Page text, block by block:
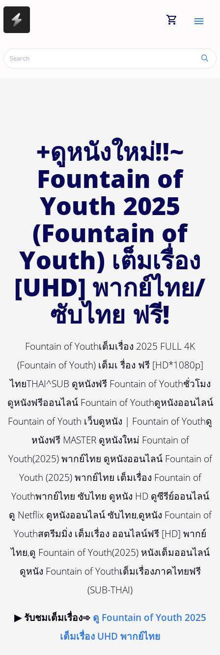
shopping_cart menu
+ดูหนังใหม่‼️~
Fountain of
Youth 2025
(Fountain of
Youth) เต็มเรื่อง
[UHD] พากย์ไทย/
ซับไทย ฟรี!
Fountain of Youthเต็มเรื่อง 2025 FULL 4K
(Fountain of Youth) เต็มเ รื่อง ฟรี [HD*1080p]
ไทยTHAI^SUB ดูหนังฟรี Fountain of Youthชั่วโมง
ดูหนังฟรีออนไลน์ Fountain of Youthดูหนังออนไลน์
Fountain of Youth เว็บดูหนัง | Fountain of Youthดู
หนังฟรี MASTER ดูหนังใหม่ Fountain of
Youth(2025) พากย์ไทย ดูหนังออนไลน์ Fountain of
Youth (2025) พากย์ไทย เต็มเรื่อง Fountain of
Youthพากย์ไทย ซับไทย ดูหนัง HD ดูซีรีย์ออนไลน์
ดู Netflix ดูหนังออนไลน์ ซับไทย,ดูหนัง Fountain of
Youthสตรีมมิ่ง เต็มเรื่อง ออนไลน์ฟรี [HD] พากย์
ไทย,ดู Fountain of Youth(2025) หนังเต็มออนไลน์
ดูหนัง Fountain of Youthเต็มเรื่องภาคไทยฟรี
(SUB-THAI)
▶ รับชมเต็มเรื่อง➾ ดู Fountain of Youth 2025
เต็มเรื่อง UHD พากย์ไทย